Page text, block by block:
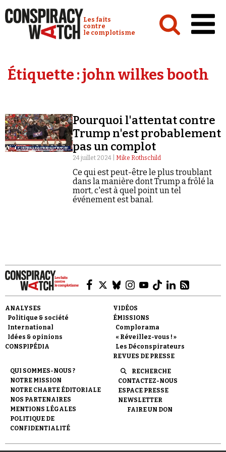
Conspiracy Watch :
Les faits
contre
le complotisme
Analyses
Vidéos
Émissions
Revues de presse
Faire un don
Demander à Vera
Étiquette :john wilkes booth
Pourquoi l'attentat contre
Trump n'est probablement
pas un complot
24 juillet 2024 | Mike Rothschild
Ce qui est peut-être le plus troublant
dans la manière dont Trump a frôlé la
mort, c'est à quel point un tel
événement est banal.
ANALYSES
Politique & société
International
Idées & opinions
CONSPIPÉDIA
VIDÉOS
ÉMISSIONS
Complorama
« Réveillez-vous ! »
Les Déconspirateurs
REVUES DE PRESSE
QUI SOMMES-NOUS ?
NOTRE MISSION
NOTRE CHARTE ÉDITORIALE
NOS PARTENAIRES
MENTIONS LÉGALES
POLITIQUE DE
CONFIDENTIALITÉ
RECHERCHE
CONTACTEZ-NOUS
ESPACE PRESSE
NEWSLETTER
FAIRE UN DON